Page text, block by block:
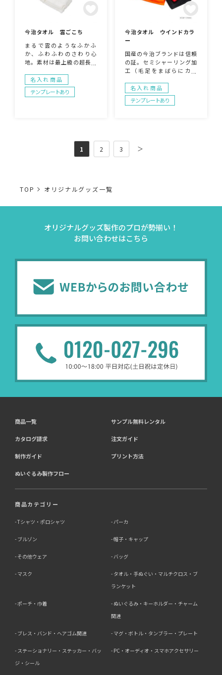
ムです。
今治タオル 雲ごこち
まるで雲のようなふかふ
か、ふわふわのさわり心
地。素材は最上級の超長綿
めでなにより柔らかい肌触
りが好きな方におすすめで
す。今治ロゴつき。オリジ
名入れ商品
テンプレートあり
今治タオル ウインドカラ
ー
国産の今治ブランドは信頼
の証。セミシャーリング加
工（毛足をまばらにカッ
名入れはシンプルな刺繍が
タオルをより引き立たせま
す。ゴルフコンペなどスポ
名入れ商品
テンプレートあり
1 2 3 ＞
TOP オリジナルグッズ一覧
オリジナルグッズ製作のプロが勢揃い！
お問い合わせはこちら
商品一覧 サンプル無料レンタル
カタログ請求 注文ガイド
制作ガイド プリント方法
ぬいぐるみ製作フロー
商品カテゴリー
Tシャツ・ポロシャツ パーカ
ブルゾン 帽子・キャップ
その他ウェア バッグ
マスク
タオル・手ぬぐい・マルチクロス・ブ
ランケット
ポーチ・巾着
ぬいぐるみ・キーホルダー・チャーム
関連
ブレス・バンド・ヘアゴム関連 マグ・ボトル・タンブラー・プレート
ステーショナリー・ステッカー・バッ
ジ・シール
PC・オーディオ・スマホアクセサリー